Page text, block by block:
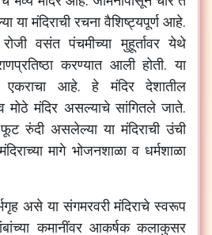
या मंदिराची रचना वैशिष्ट्यपूर्ण आहे.
रोजी वसंत पंचमीच्या मुहूर्तावर येथे
करण्यात आली होती.या
एकराचा आहे.हे मंदिर
देशातील
मोठे मंदिर असल्याचे सांगितले जाते.
फूट रुंदी असलेल्या या मंदिराची उंची
मंदिराच्या मागे भोजनशाळा व धर्मशाळा
असे या संगमरवरी मंदिराचे स्वरूप
कमानींवर आकर्षक कलाकुसर